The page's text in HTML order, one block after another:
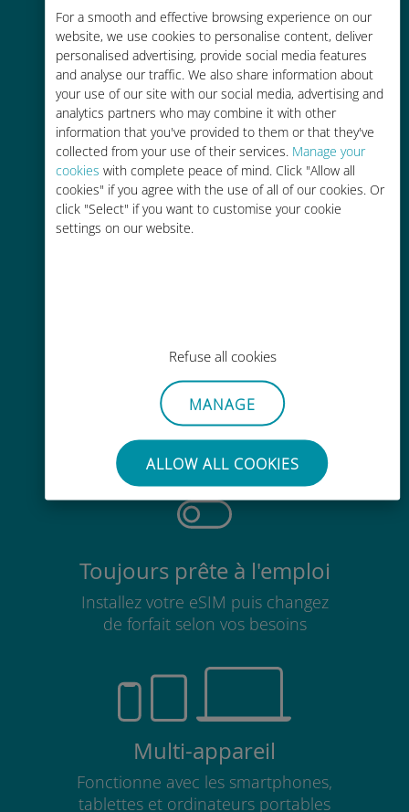
For a smooth and effective browsing experience on our
website, we use cookies to personalise content, deliver
personalised advertising, provide social media features
and analyse our traffic. We also share information about
your use of our site with our social media, advertising and
analytics partners who may combine it with other
information that you've provided to them or that they've
collected from your use of their services. Manage your
cookies with complete peace of mind. Click "Allow all
cookies" if you agree with the use of all of our cookies. Or
click "Select" if you want to customise your cookie
settings on our website.
Refuse all cookies
MANAGE
ALLOW ALL COOKIES
Économique
Jusqu'à 90 % moins cher que les
frais d'itinérance avec votre
opérateur habituel
Recharge facile
Partout via l'app Ubigi, même sans
Sans effort
Pas besoin de retirer votre carte
SIM existante
Toujours prête à l'emploi
Installez votre eSIM puis changez
de forfait selon vos besoins
Multi-appareil
Fonctionne avec les smartphones,
tablettes et ordinateurs portables